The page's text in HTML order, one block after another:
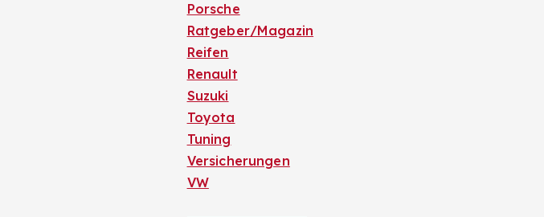
Porsche
Ratgeber/Magazin
Reifen
Renault
Suzuki
Toyota
Tuning
Versicherungen
VW